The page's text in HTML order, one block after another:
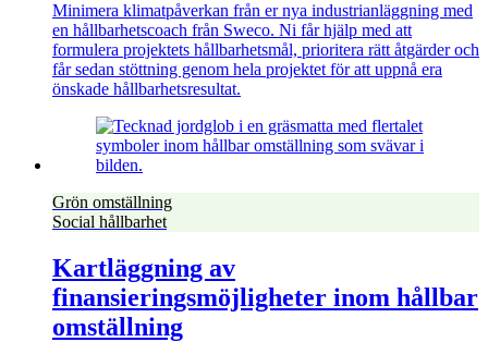
Minimera klimatpåverkan från er nya industrianläggning med
en hållbarhetscoach från Sweco. Ni får hjälp med att
formulera projektets hållbarhetsmål, prioritera rätt åtgärder och
får sedan stöttning genom hela projektet för att uppnå era
önskade hållbarhetsresultat.
Grön omställning
Social hållbarhet
Kartläggning av
finansieringsmöjligheter inom hållbar
omställning